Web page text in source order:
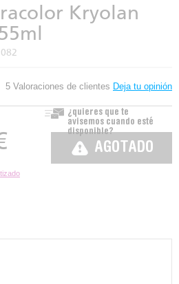
Kryolan
5 Valoraciones de clientes Deja tu opinión
AGOTADO
¿quieres que te
avisemos cuando esté
disponible?